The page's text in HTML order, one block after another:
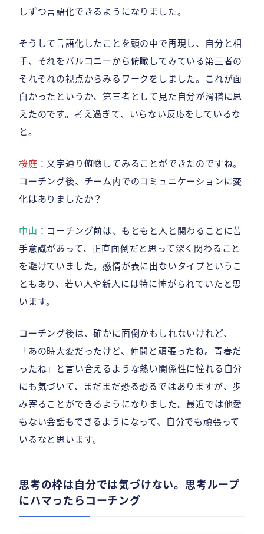
しずつ言語化できるようになりました。
そうして言語化したことを頭の中で再現し、自分と相
手、それをバルコニーから俯瞰してみている第三者の
それぞれの視点からみるワークをしました。これが面
白かったというか、第三者として見た自分が滑稽に思
えたのです。考え過ぎて、いらない反応をしているな
と。
桜庭 ：文字通り俯瞰してみることができたのですね。
コーチング後、チーム内でのコミュニケーションに変
化はありましたか？
中山 ：コーチング前は、もともと人と関わることに苦
手意識があって、正直面倒だと思って深く関わること
を避けていました。感情が表に出ないタイプというこ
ともあり、若い人や新人には特に怖がられていたと思
います。
コーチング後は、確かに面倒かもしれないけれど、
「あの時大変だったけど、仲間と頑張ったね。青春だ
ったね」と言い合えるような熱い関係性に憧れる自分
にも気づいて、まだまだ恐る恐るではありますが、歩
み寄ることができるようになりました。最近では他愛
もない会話もできるようになって、自分でも頑張って
いるなと思います。
思考の枠は自分では気づけない。思考ループ
にハマったらコーチング